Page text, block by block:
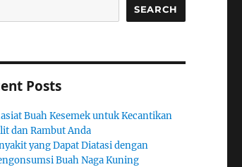
SEARCH
Posts
Buah Kesemek untuk Kecantikan
dan Rambut Anda
yang Dapat Diatasi dengan
Buah Naga Kuning